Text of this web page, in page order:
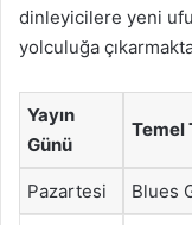
dinleyicilere yeni
yolculuğa
Yayın
Günü
Temel
Pazartesi Blues